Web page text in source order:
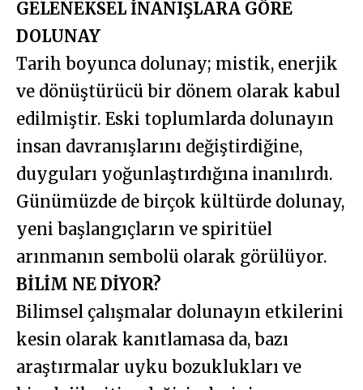
GELENEKSEL İNANIŞLARA GÖRE
DOLUNAY
Tarih boyunca dolunay; mistik, enerjik
ve dönüştürücü bir dönem olarak kabul
edilmiştir. Eski toplumlarda dolunayın
insan davranışlarını değiştirdiğine,
duyguları yoğunlaştırdığına inanılırdı.
Günümüzde de birçok kültürde dolunay,
yeni başlangıçların ve spiritüel
arınmanın sembolü olarak görülüyor.
BİLİM NE DİYOR?
Bilimsel çalışmalar dolunayın etkilerini
kesin olarak kanıtlamasa da, bazı
araştırmalar uyku bozuklukları ve